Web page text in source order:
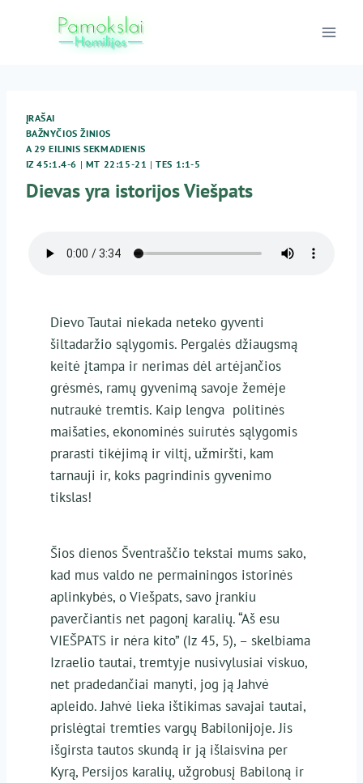
ĮRAŠAI
BAŽNYČIOS ŽINIOS
A 29 EILINIS SEKMADIENIS
IZ 45:1.4-6 | MT 22:15-21 |TES 1:1-5
Dievas yra istorijos Viešpats
Dievo Tautai niekada neteko gyventi
šiltadaržio sąlygomis. Pergalės džiaugsmą
keitė įtampa ir nerimas dėl artėjančios
grėsmės, ramų gyvenimą savoje žemėje
nutraukė tremtis. Kaip lengva politinės
maišaties, ekonominės suirutės sąlygomis
prarasti tikėjimą ir viltį, užmiršti, kam
tarnauji ir, koks pagrindinis gyvenimo
tikslas!
Šios dienos Šventraščio tekstai mums sako,
kad mus valdo ne permainingos istorinės
aplinkybės, o Viešpats, savo įrankiu
paverčiantis net pagonį karalių. “Aš esu
VIEŠPATS ir nėra kito” (Iz 45, 5), – skelbiama
Izraelio tautai, tremtyje nusivylusiai viskuo,
net pradedančiai manyti, jog ją Jahvė
apleido. Jahvė lieka ištikimas savajai tautai,
prislėgtai tremties vargų Babilonijoje. Jis
išgirsta tautos skundą ir ją išlaisvina per
Kyrą, Persijos karalių, užgrobusį Babiloną ir